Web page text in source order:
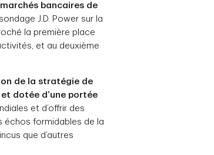
bancaires de
J.D. Power sur la
la première place
et au deuxième
de la stratégie de
dotée d’une portée
et d’offrir des
échos formidables de la
que d’autres